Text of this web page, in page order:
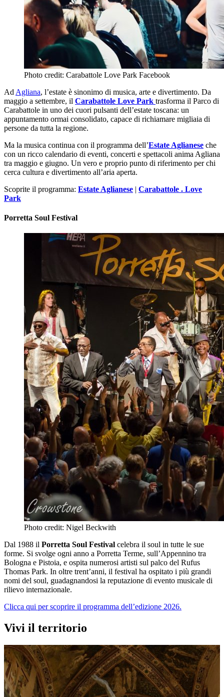
Photo credit: Carabattole Love Park Facebook
Ad Agliana, l’estate è sinonimo di musica, arte e divertimento. Da
maggio a settembre, il Carabattole Love Park trasforma il Parco di
Carabattole in uno dei cuori pulsanti dell’estate toscana: un
appuntamento ormai consolidato, capace di richiamare migliaia di
persone da tutta la regione.
Ma la musica continua con il programma dell’Estate Aglianese che
con un ricco calendario di eventi, concerti e spettacoli anima Agliana
tra maggio e giugno. Un vero e proprio punto di riferimento per chi
cerca cultura e divertimento all’aria aperta.
Scoprite il programma: Estate Aglianese | Carabattole . Love
Park
Porretta Soul Festival
Photo credit: Nigel Beckwith
Dal 1988 il Porretta Soul Festival celebra il soul in tutte le sue
forme. Si svolge ogni anno a Porretta Terme, sull’Appennino tra
Bologna e Pistoia, e ospita numerosi artisti sul palco del Rufus
Thomas Park. In oltre trent’anni, il festival ha ospitato i più grandi
nomi del soul, guadagnandosi la reputazione di evento musicale di
rilievo internazionale.
Clicca qui per scoprire il programma dell’edizione 2026.
Vivi il territorio